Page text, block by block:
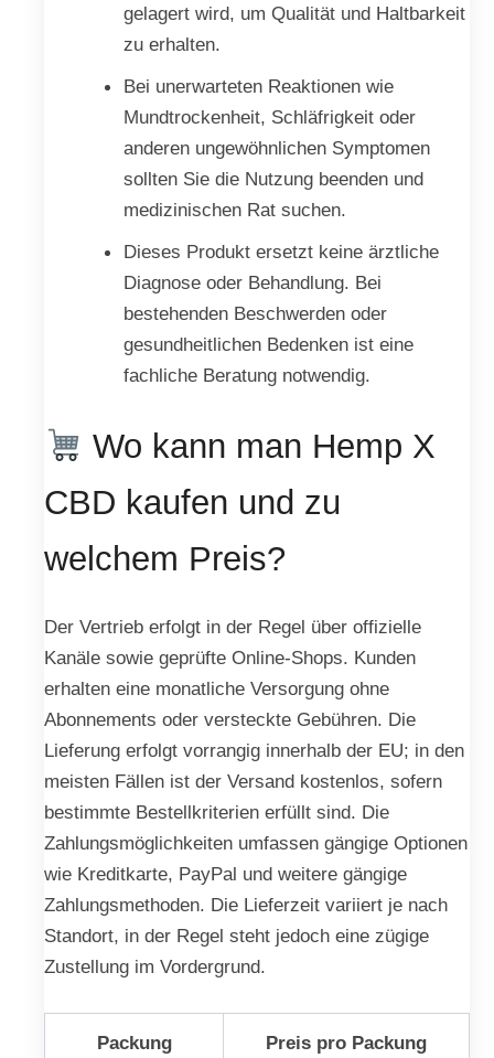
gelagert wird, um Qualität und Haltbarkeit
zu erhalten.
Bei unerwarteten Reaktionen wie
Mundtrockenheit, Schläfrigkeit oder
anderen ungewöhnlichen Symptomen
sollten Sie die Nutzung beenden und
medizinischen Rat suchen.
Dieses Produkt ersetzt keine ärztliche
Diagnose oder Behandlung. Bei
bestehenden Beschwerden oder
gesundheitlichen Bedenken ist eine
fachliche Beratung notwendig.
Wo kann man Hemp X
CBD kaufen und zu
welchem Preis?
Der Vertrieb erfolgt in der Regel über offizielle
Kanäle sowie geprüfte Online-Shops. Kunden
erhalten eine monatliche Versorgung ohne
Abonnements oder versteckte Gebühren. Die
Lieferung erfolgt vorrangig innerhalb der EU; in den
meisten Fällen ist der Versand kostenlos, sofern
bestimmte Bestellkriterien erfüllt sind. Die
Zahlungsmöglichkeiten umfassen gängige Optionen
wie Kreditkarte, PayPal und weitere gängige
Zahlungsmethoden. Die Lieferzeit variiert je nach
Standort, in der Regel steht jedoch eine zügige
Zustellung im Vordergrund.
Packung Preis pro Packung